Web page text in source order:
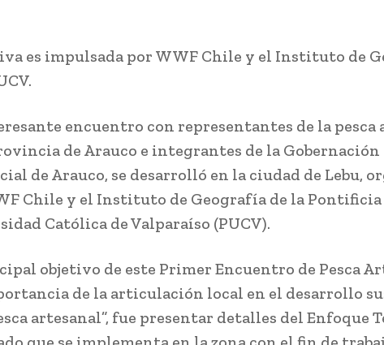
es impulsada por WWF Chile y el Instituto de
encuentro con representantes de la pesca
de Arauco e integrantes de la Gobernación
de Arauco, se desarrolló en la ciudad de Lebu,
Chile y el Instituto de Geografía de la Pontificia
Católica de Valparaíso (PUCV).
objetivo de este Primer Encuentro de Pesca
de la articulación local en el desarrollo
artesanal”, fue presentar detalles del Enfoque